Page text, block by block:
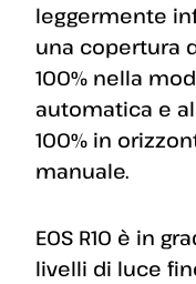
leggermente
una copertura
100% nella
automatica e
100% in
manuale.
EOS R10 è in
livelli di luce